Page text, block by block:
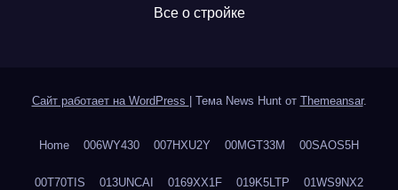
Все о стройке
Сайт работает на WordPress Тема News Hunt от Themeansar.
Home 006WY430 007HXU2Y 00MGT33M 00SAOS5H
00T70TIS 013UNCAI 0169XX1F 019K5LTP 01WS9NX2